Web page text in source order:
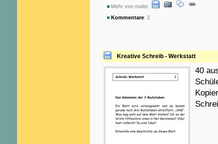
Mehr von mafei:
Kommentare: 2
Kreative Schreib - Werkstatt
40